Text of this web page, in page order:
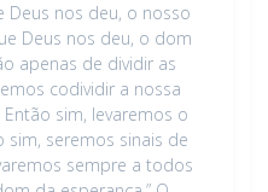
nos deu, o nosso
Deus nos deu, o dom
apenas de dividir as
codividir a nossa
sim, levaremos o
sim, seremos sinais de
sempre a todos